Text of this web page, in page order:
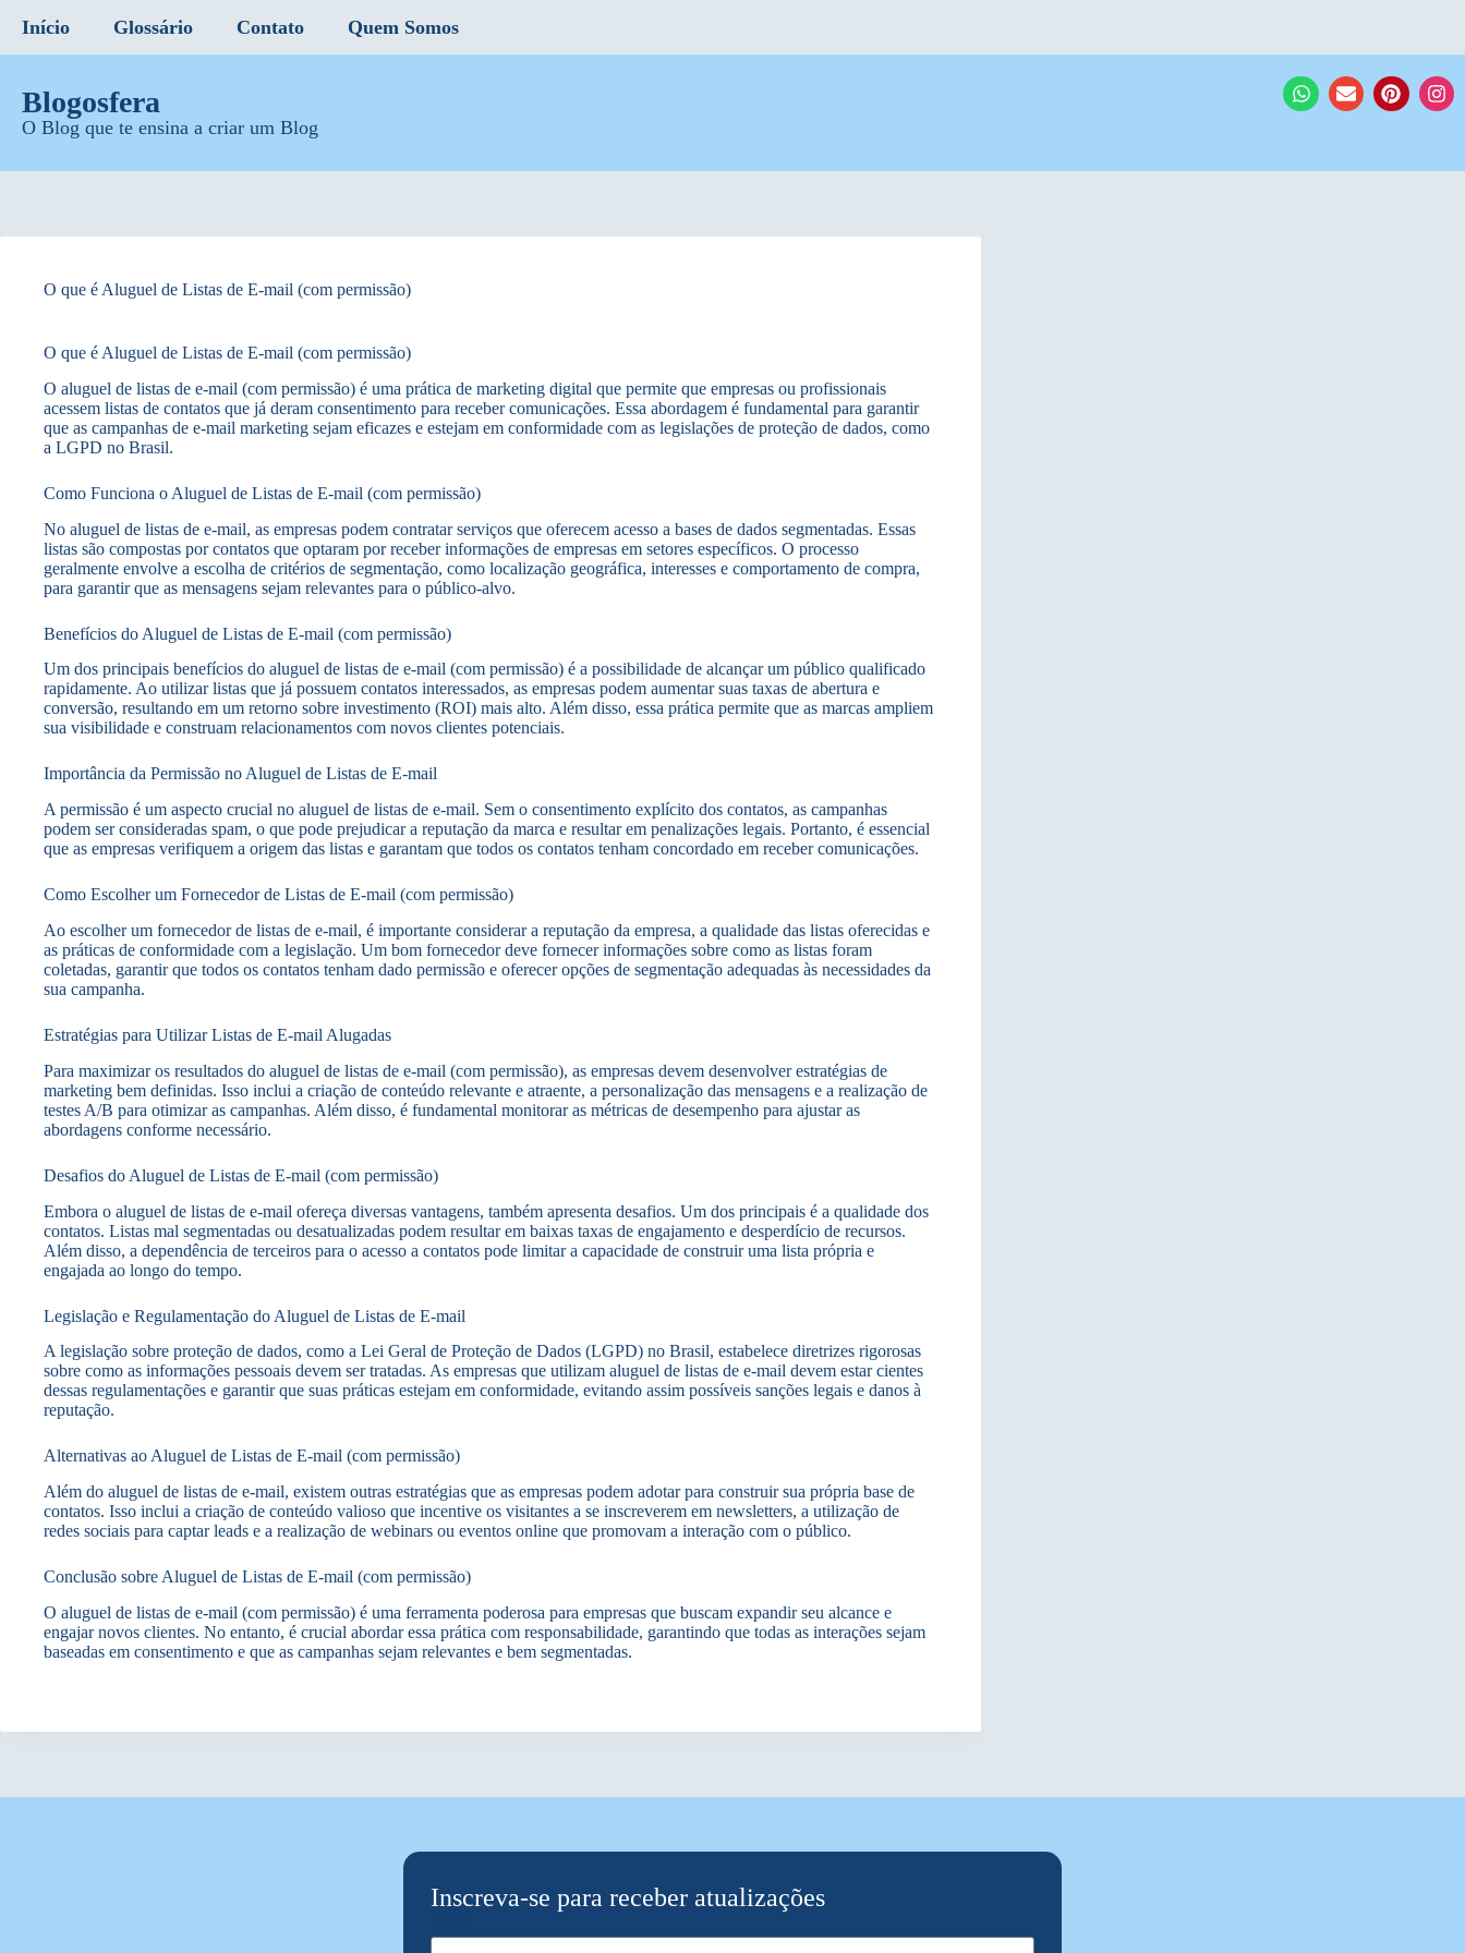
Início Glossário Contato Quem Somos
Blogosfera
O Blog que te ensina a criar um Blog
O que é Aluguel de Listas de E-mail (com permissão)
O que é Aluguel de Listas de E-mail (com permissão)
O aluguel de listas de e-mail (com permissão) é uma prática de marketing digital que permite que empresas ou profissionais
acessem listas de contatos que já deram consentimento para receber comunicações. Essa abordagem é fundamental para garantir
que as campanhas de e-mail marketing sejam eficazes e estejam em conformidade com as legislações de proteção de dados, como
a LGPD no Brasil.
Como Funciona o Aluguel de Listas de E-mail (com permissão)
No aluguel de listas de e-mail, as empresas podem contratar serviços que oferecem acesso a bases de dados segmentadas. Essas
listas são compostas por contatos que optaram por receber informações de empresas em setores específicos. O processo
geralmente envolve a escolha de critérios de segmentação, como localização geográfica, interesses e comportamento de compra,
para garantir que as mensagens sejam relevantes para o público-alvo.
Benefícios do Aluguel de Listas de E-mail (com permissão)
Um dos principais benefícios do aluguel de listas de e-mail (com permissão) é a possibilidade de alcançar um público qualificado
rapidamente. Ao utilizar listas que já possuem contatos interessados, as empresas podem aumentar suas taxas de abertura e
conversão, resultando em um retorno sobre investimento (ROI) mais alto. Além disso, essa prática permite que as marcas ampliem
sua visibilidade e construam relacionamentos com novos clientes potenciais.
Importância da Permissão no Aluguel de Listas de E-mail
A permissão é um aspecto crucial no aluguel de listas de e-mail. Sem o consentimento explícito dos contatos, as campanhas
podem ser consideradas spam, o que pode prejudicar a reputação da marca e resultar em penalizações legais. Portanto, é essencial
que as empresas verifiquem a origem das listas e garantam que todos os contatos tenham concordado em receber comunicações.
Como Escolher um Fornecedor de Listas de E-mail (com permissão)
Ao escolher um fornecedor de listas de e-mail, é importante considerar a reputação da empresa, a qualidade das listas oferecidas e
as práticas de conformidade com a legislação. Um bom fornecedor deve fornecer informações sobre como as listas foram
coletadas, garantir que todos os contatos tenham dado permissão e oferecer opções de segmentação adequadas às necessidades da
sua campanha.
Estratégias para Utilizar Listas de E-mail Alugadas
Para maximizar os resultados do aluguel de listas de e-mail (com permissão), as empresas devem desenvolver estratégias de
marketing bem definidas. Isso inclui a criação de conteúdo relevante e atraente, a personalização das mensagens e a realização de
testes A/B para otimizar as campanhas. Além disso, é fundamental monitorar as métricas de desempenho para ajustar as
abordagens conforme necessário.
Desafios do Aluguel de Listas de E-mail (com permissão)
Embora o aluguel de listas de e-mail ofereça diversas vantagens, também apresenta desafios. Um dos principais é a qualidade dos
contatos. Listas mal segmentadas ou desatualizadas podem resultar em baixas taxas de engajamento e desperdício de recursos.
Além disso, a dependência de terceiros para o acesso a contatos pode limitar a capacidade de construir uma lista própria e
engajada ao longo do tempo.
Legislação e Regulamentação do Aluguel de Listas de E-mail
A legislação sobre proteção de dados, como a Lei Geral de Proteção de Dados (LGPD) no Brasil, estabelece diretrizes rigorosas
sobre como as informações pessoais devem ser tratadas. As empresas que utilizam aluguel de listas de e-mail devem estar cientes
dessas regulamentações e garantir que suas práticas estejam em conformidade, evitando assim possíveis sanções legais e danos à
reputação.
Alternativas ao Aluguel de Listas de E-mail (com permissão)
Além do aluguel de listas de e-mail, existem outras estratégias que as empresas podem adotar para construir sua própria base de
contatos. Isso inclui a criação de conteúdo valioso que incentive os visitantes a se inscreverem em newsletters, a utilização de
redes sociais para captar leads e a realização de webinars ou eventos online que promovam a interação com o público.
Conclusão sobre Aluguel de Listas de E-mail (com permissão)
O aluguel de listas de e-mail (com permissão) é uma ferramenta poderosa para empresas que buscam expandir seu alcance e
engajar novos clientes. No entanto, é crucial abordar essa prática com responsabilidade, garantindo que todas as interações sejam
baseadas em consentimento e que as campanhas sejam relevantes e bem segmentadas.
Inscreva-se para receber atualizações